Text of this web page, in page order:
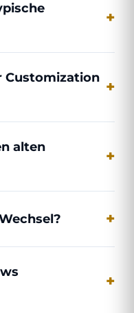
Customization
alten